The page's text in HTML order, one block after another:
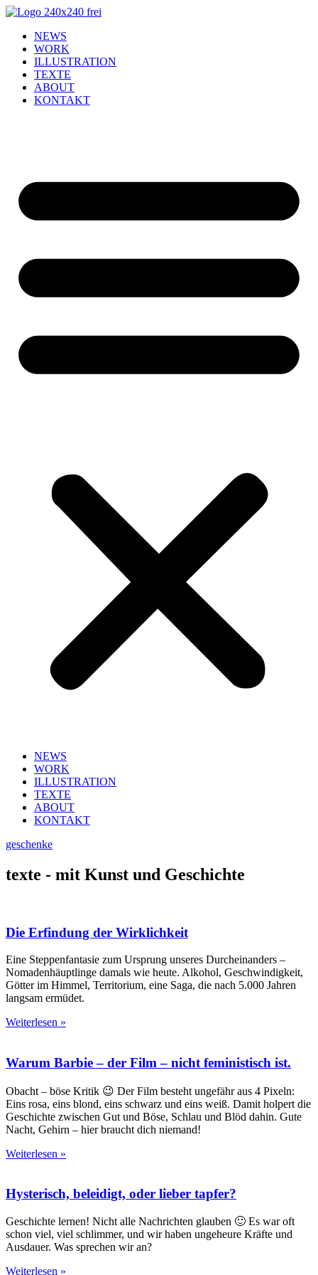
NEWS
WORK
ILLUSTRATION
TEXTE
ABOUT
KONTAKT
NEWS
WORK
ILLUSTRATION
TEXTE
ABOUT
KONTAKT
geschenke
texte - mit Kunst und Geschichte
Die Erfindung der Wirklichkeit
Eine Steppenfantasie zum Ursprung unseres Durcheinanders –
Nomadenhäuptlinge damals wie heute. Alkohol, Geschwindigkeit,
Götter im Himmel, Territorium, eine Saga, die nach 5.000 Jahren
langsam ermüdet.
Weiterlesen »
Warum Barbie – der Film – nicht feministisch ist.
Obacht – böse Kritik 😉 Der Film besteht ungefähr aus 4 Pixeln:
Eins rosa, eins blond, eins schwarz und eins weiß. Damit holpert die
Geschichte zwischen Gut und Böse, Schlau und Blöd dahin. Gute
Nacht, Gehirn – hier braucht dich niemand!
Weiterlesen »
Hysterisch, beleidigt, oder lieber tapfer?
Geschichte lernen! Nicht alle Nachrichten glauben 🙂 Es war oft
schon viel, viel schlimmer, und wir haben ungeheure Kräfte und
Ausdauer. Was sprechen wir an?
Weiterlesen »